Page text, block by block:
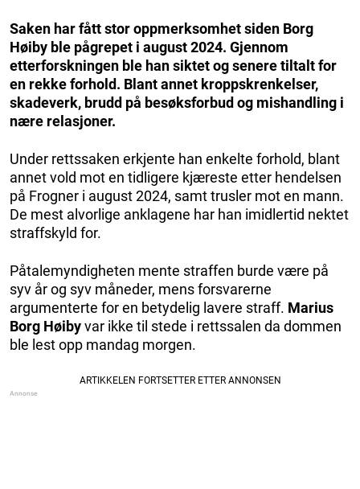
Saken har fått stor oppmerksomhet siden Borg
Høiby ble pågrepet i august 2024. Gjennom
etterforskningen ble han siktet og senere tiltalt for
en rekke forhold. Blant annet kroppskrenkelser,
skadeverk, brudd på besøksforbud og mishandling i
nære relasjoner.
Under rettssaken erkjente han enkelte forhold, blant
annet vold mot en tidligere kjæreste etter hendelsen
på Frogner i august 2024, samt trusler mot en mann.
De mest alvorlige anklagene har han imidlertid nektet
straffskyld for.
Påtalemyndigheten mente straffen burde være på
syv år og syv måneder, mens forsvarerne
argumenterte for en betydelig lavere straff. Marius
Borg Høibyvar ikke til stede i rettssalen da dommen
ble lest opp mandag morgen.